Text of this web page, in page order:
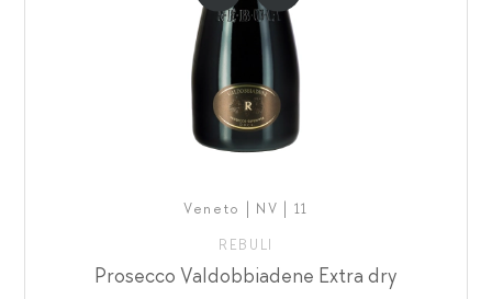
Veneto | NV | 11
REBULI
Prosecco Valdobbiadene Extra dry